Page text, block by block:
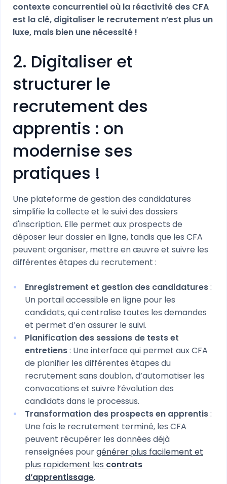
contexte concurrentiel où la réactivité des CFA
est la clé, digitaliser le recrutement n’est plus un
luxe, mais bien une nécessité !
2. Digitaliser et
structurer le
recrutement des
apprentis : on
modernise ses
pratiques !
Une plateforme de gestion des candidatures
simplifie la collecte et le suivi des dossiers
d'inscription. Elle permet aux prospects de
déposer leur dossier en ligne, tandis que les CFA
peuvent organiser, mettre en œuvre et suivre les
différentes étapes du recrutement :
Enregistrement et gestion des candidatures:
Un portail accessible en ligne pour les
candidats, qui centralise toutes les demandes
et permet d’en assurer le suivi.
Planification des sessions de tests et
entretiens: Une interface qui permet aux CFA
de planifier les différentes étapes du
recrutement sans doublon, d’automatiser les
convocations et suivre l’évolution des
candidats dans le processus.
Transformation des prospects en apprentis:
Une fois le recrutement terminé, les CFA
peuvent récupérer les données déjà
renseignées pourgénérer plus facilement et
plus rapidement les contrats
d’apprentissage.